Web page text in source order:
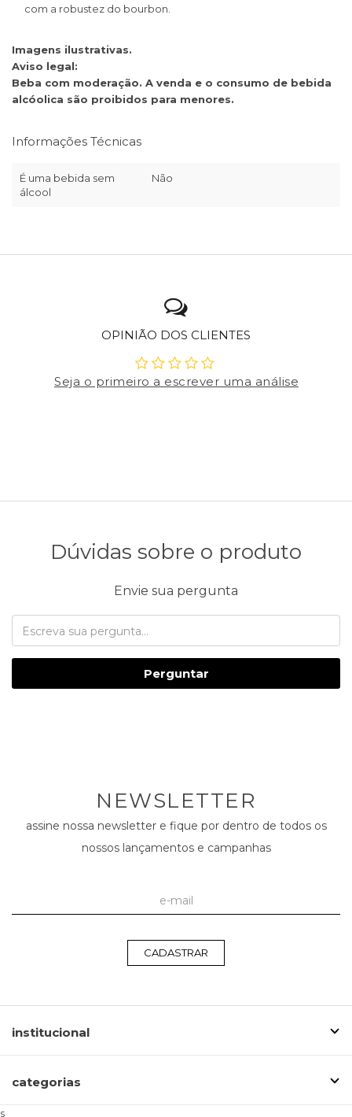
com a robustez do bourbon.
Imagens ilustrativas.
Aviso legal:
Beba com moderação. A venda e o consumo de bebida
alcóolica são proibidos para menores.
Informações Técnicas
É uma bebida sem
álcool
Não
OPINIÃO DOS CLIENTES
Seja o primeiro a escrever uma análise
Dúvidas sobre o produto
Envie sua pergunta
Perguntar
NEWSLETTER
assine nossa newsletter e fique por dentro de todos os
nossos lançamentos e campanhas
CADASTRAR
institucional
categorias
s